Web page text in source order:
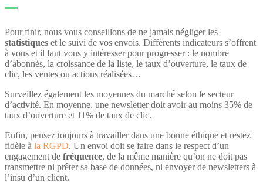
Pour finir, nous vous conseillons de ne jamais négliger les
statistiques et le suivi de vos envois. Différents indicateurs s’offrent
à vous et il faut vous y intéresser pour progresser : le nombre
d’abonnés, la croissance de la liste, le taux d’ouverture, le taux de
clic, les ventes ou actions réalisées…
Surveillez également les moyennes du marché selon le secteur
d’activité. En moyenne, une newsletter doit avoir au moins 35% de
taux d’ouverture et 11% de taux de clic.
Enfin, pensez toujours à travailler dans une bonne éthique et restez
fidèle à la RGPD. Un envoi doit se faire dans le respect d’un
engagement de fréquence, de la même manière qu’on ne doit pas
transmettre ni prêter sa base de données, ni envoyer de newsletters à
l’insu d’un client.